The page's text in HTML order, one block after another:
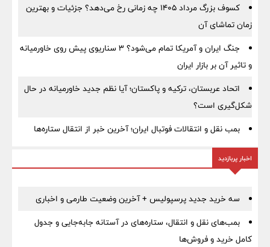
کسوف بزرگ مرداد ۱۴۰۵ چه زمانی رخ می‌دهد؟ جزئیات و بهترین
زمان تماشای آن
جنگ ایران و آمریکا تمام می‌شود؟ ۳ سناریوی پیش روی خاورمیانه
و تاثیر آن بر بازار ایران
اتحاد عربستان، ترکیه و پاکستان؛ آیا نظم جدید خاورمیانه در حال
شکل‌گیری است؟
بمب نقل‌ و انتقالات فوتبال ایران؛ آخرین خبر از انتقال ستاره‌ها
اخبار پربازدید
سه خرید جدید پرسپولیس + آخرین وضعیت طارمی و اخباری
بمب‌های نقل و انتقال، ستاره‌های در آستانه جابه‌جایی و جدول
کامل خرید و فروش‌ها